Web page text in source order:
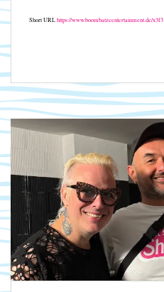
Short URLhttps://www.boombatzeentertainment.de/x3f3